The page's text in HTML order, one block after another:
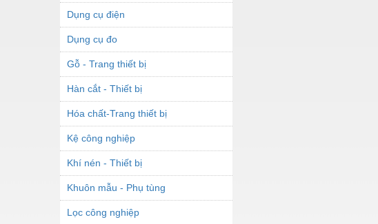
Dụng cụ điện
Dụng cụ đo
Gỗ - Trang thiết bị
Hàn cắt - Thiết bị
Hóa chất-Trang thiết bị
Kệ công nghiệp
Khí nén - Thiết bị
Khuôn mẫu - Phụ tùng
Lọc công nghiệp